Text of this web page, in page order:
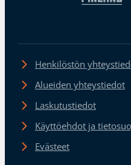
Henkilöstön
Alueiden yhteystiedot
Laskutustiedot
Käyttöehdot ja
Evästeet